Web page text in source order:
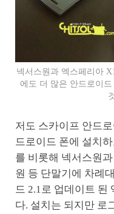
넥서스원과 엑스페리아
에도 더 많은 안드로이
저도 스카이프 안드
드로이드 폰에 설치
를 비롯해 넥서스원
원 등 단말기에 차례
드 2.1로 업데이트 된
다. 설치는 되지만 로